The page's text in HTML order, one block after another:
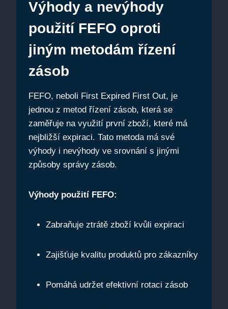
Výhody a⁣ nevýhody
použití ‍FEFO oproti
jiným metodám ⁢řízení
zásob
FEFO, neboli First Expired First Out, je
jednou z metod řízení zásob, která ‌se
zaměřuje na využití⁣ první zboží, které má
nejbližší‌ expiraci. Tato metoda má své
výhody i⁢ nevýhody ve⁣ srovnání s ⁤jinými
způsoby správy ‌zásob.
Výhody použití FEFO:
Zabraňuje ztrátě ​zboží kvůli ‍expiraci
Zajišťuje kvalitu produktů pro zákazníky
Pomáhá udržet efektivní rotaci‍ zásob